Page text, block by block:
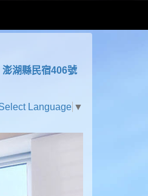
澎湖縣民宿406號
Language ▼